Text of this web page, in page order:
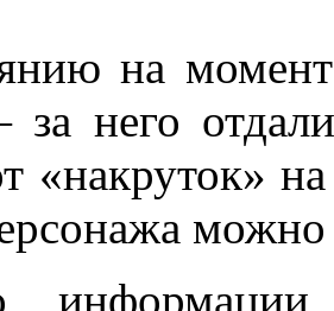
на
него
«накруток»
можно